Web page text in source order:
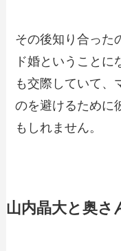
その後知り合った
ド婚ということ
も交際していて、
のを避けるために
もしれません。
山内晶大と奥さ